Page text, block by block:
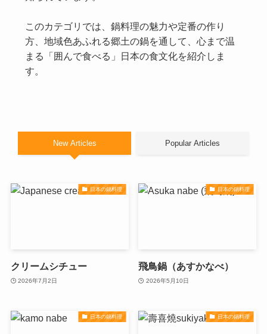
このカテゴリでは、鍋料理の魅力や定番の作り
方、地域色あふれる郷土の鍋を通して、心まで温
まる「囲んで食べる」日本の食文化を紹介しま
す。
New Articles Popular Articles
日本の鍋料理
クリームシチュー
2026年7月2日
日本の鍋料理
飛鳥鍋（あすかなべ）
2026年5月10日
日本の鍋料理 日本の鍋料理